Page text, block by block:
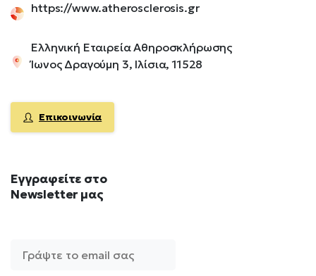
https://www.atherosclerosis.gr
Ελληνική Εταιρεία Αθηροσκλήρωσης
Ίωνος Δραγούμη 3, Ιλίσια, 11528
Επικοινωνία
Εγγραφείτε στο
Newsletter μας